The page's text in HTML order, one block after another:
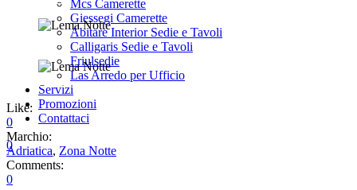
Mcs Camerette
Giessegi Camerette
Abitare Interior Sedie e Tavoli
Calligaris Sedie e Tavoli
Friulsedie
Las Arredo per Ufficio
Servizi
Promozioni
Contattaci
0
Zoom
Zoom
Like:
0
Marchio:
Adriatica, Zona Notte
Comments:
0